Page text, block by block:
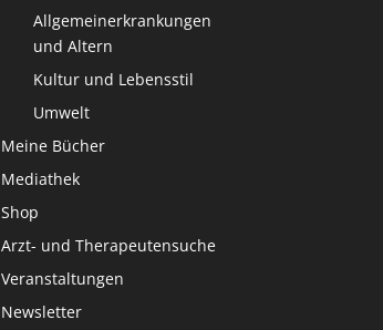
Allgemeinerkrankungen
und Altern
Kultur und Lebensstil
Umwelt
Meine Bücher
Mediathek
Shop
Arzt- und Therapeutensuche
Veranstaltungen
Newsletter